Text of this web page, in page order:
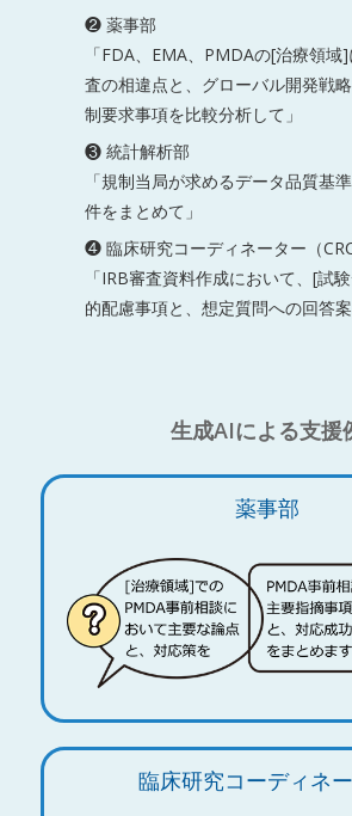
❷ 薬事部
「FDA、EMA、PMDAの[治療領域
査の相違点と、グローバル開発戦
制要求事項を比較分析して」
❸ 統計解析部
「規制当局が求めるデータ品質基
件をまとめて」
❹ 臨床研究コーディネーター（CRC
「IRB審査資料作成において、[試
的配慮事項と、想定質問への回答案
生成AIによる支援
薬事部
臨床研究コーディネ